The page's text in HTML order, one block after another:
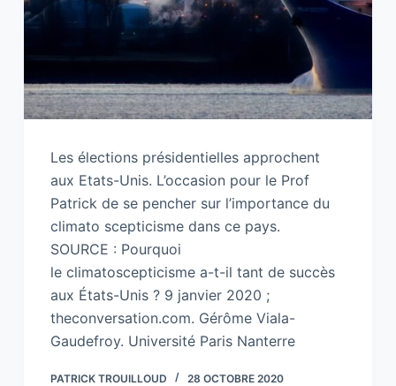
Les élections présidentielles approchent
aux Etats-Unis. L’occasion pour le Prof
Patrick de se pencher sur l’importance du
climato scepticisme dans ce pays.
SOURCE : Pourquoi
le climatoscepticisme a-t-il tant de succès
aux États-Unis ? 9 janvier 2020 ;
theconversation.com. Gérôme Viala-
Gaudefroy. Université Paris Nanterre
PATRICK TROUILLOUD 28 OCTOBRE 2020